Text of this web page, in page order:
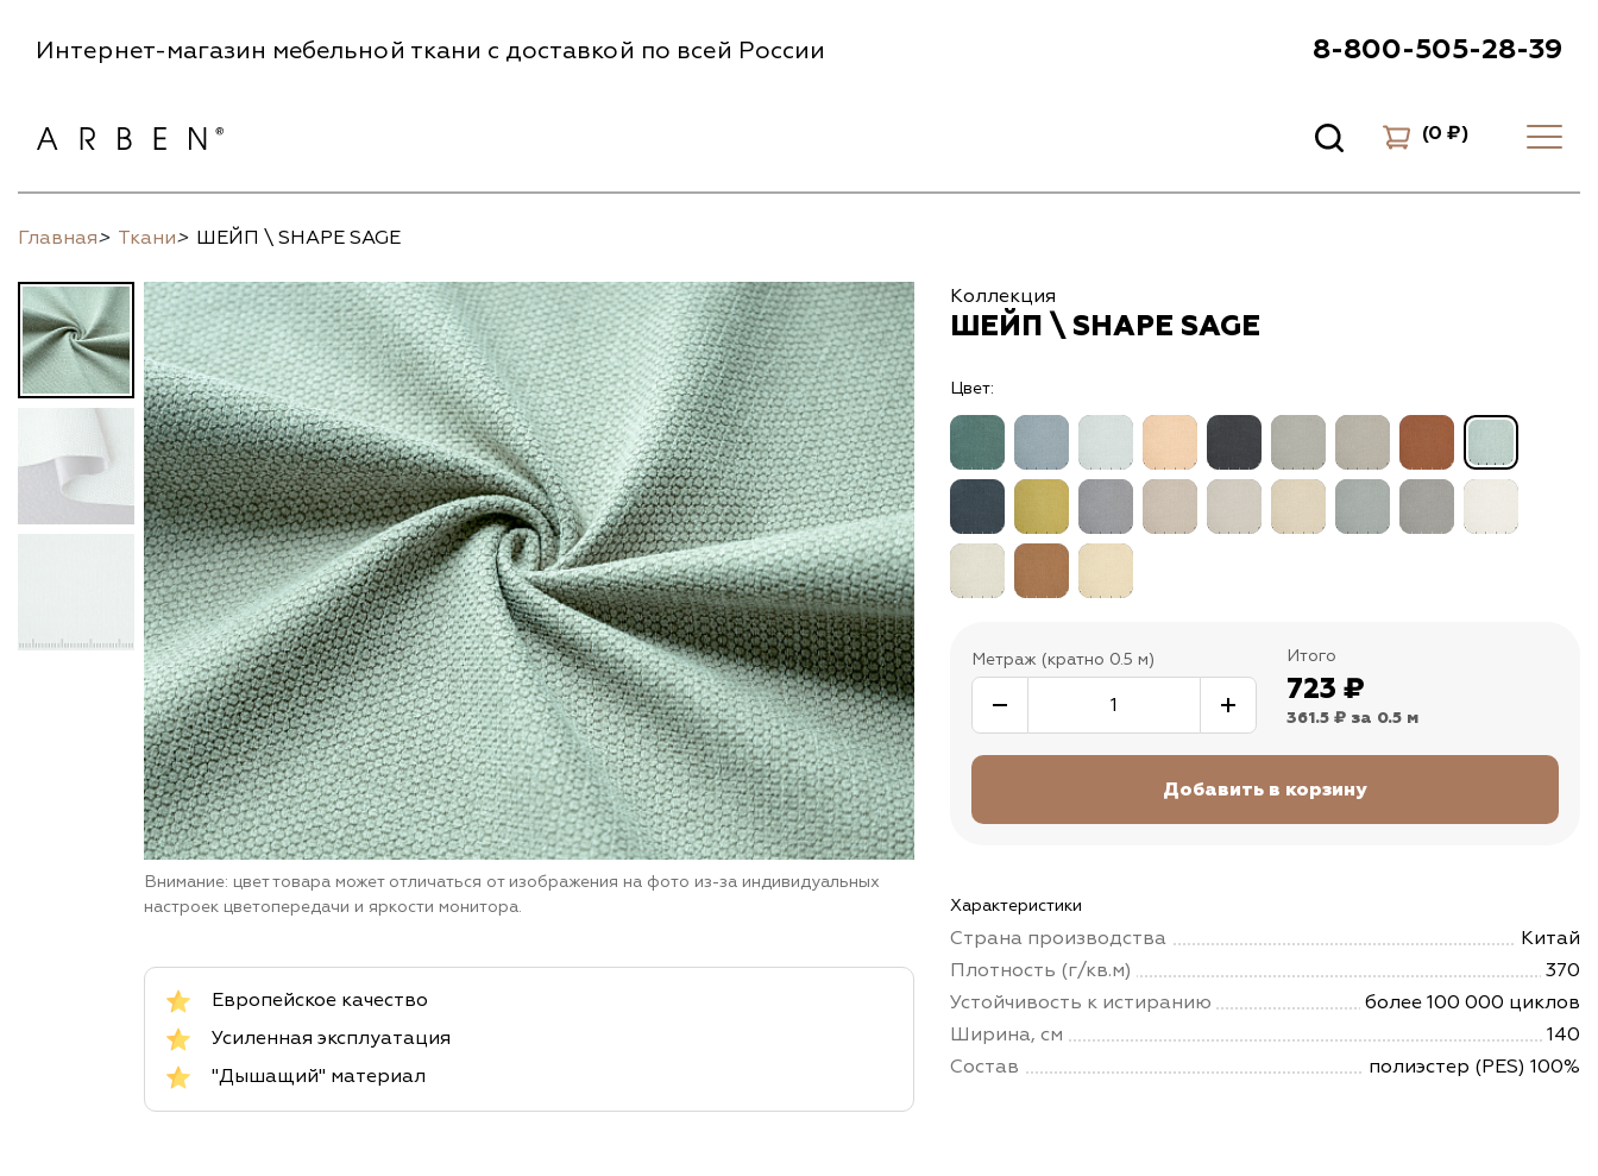
Интернет-магазин мебельной ткани с доставкой по всей России 8-800-505-28-39
(0 ₽)
Главная> Ткани> ШЕЙП \ SHAPE SAGE
Внимание: цвет товара может отличаться от изображения на фото из-за индивидуальных
настроек цветопередачи и яркости монитора.
Европейское качество
Усиленная эксплуатация
"Дышащий" материал
Коллекция
ШЕЙП \ SHAPE SAGE
Цвет:
Метраж (кратно 0.5 м) Итого
723 ₽
361.5 ₽ за 0.5 м
Характеристики
Страна производства
Китай
Плотность (г/кв.м)
370
Устойчивость к истиранию
более 100 000 циклов
Ширина, см
140
Состав
полиэстер (PES) 100%